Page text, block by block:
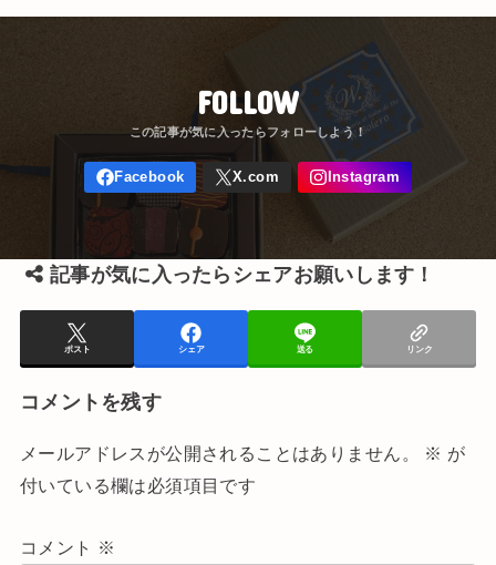
FOLLOW
記事が気に入ったらシェアお願いします！
ポスト シェア 送る リンク
コメントを残す
メールアドレスが公開されることはありません。 ※ が
付いている欄は必須項目です
コメント ※